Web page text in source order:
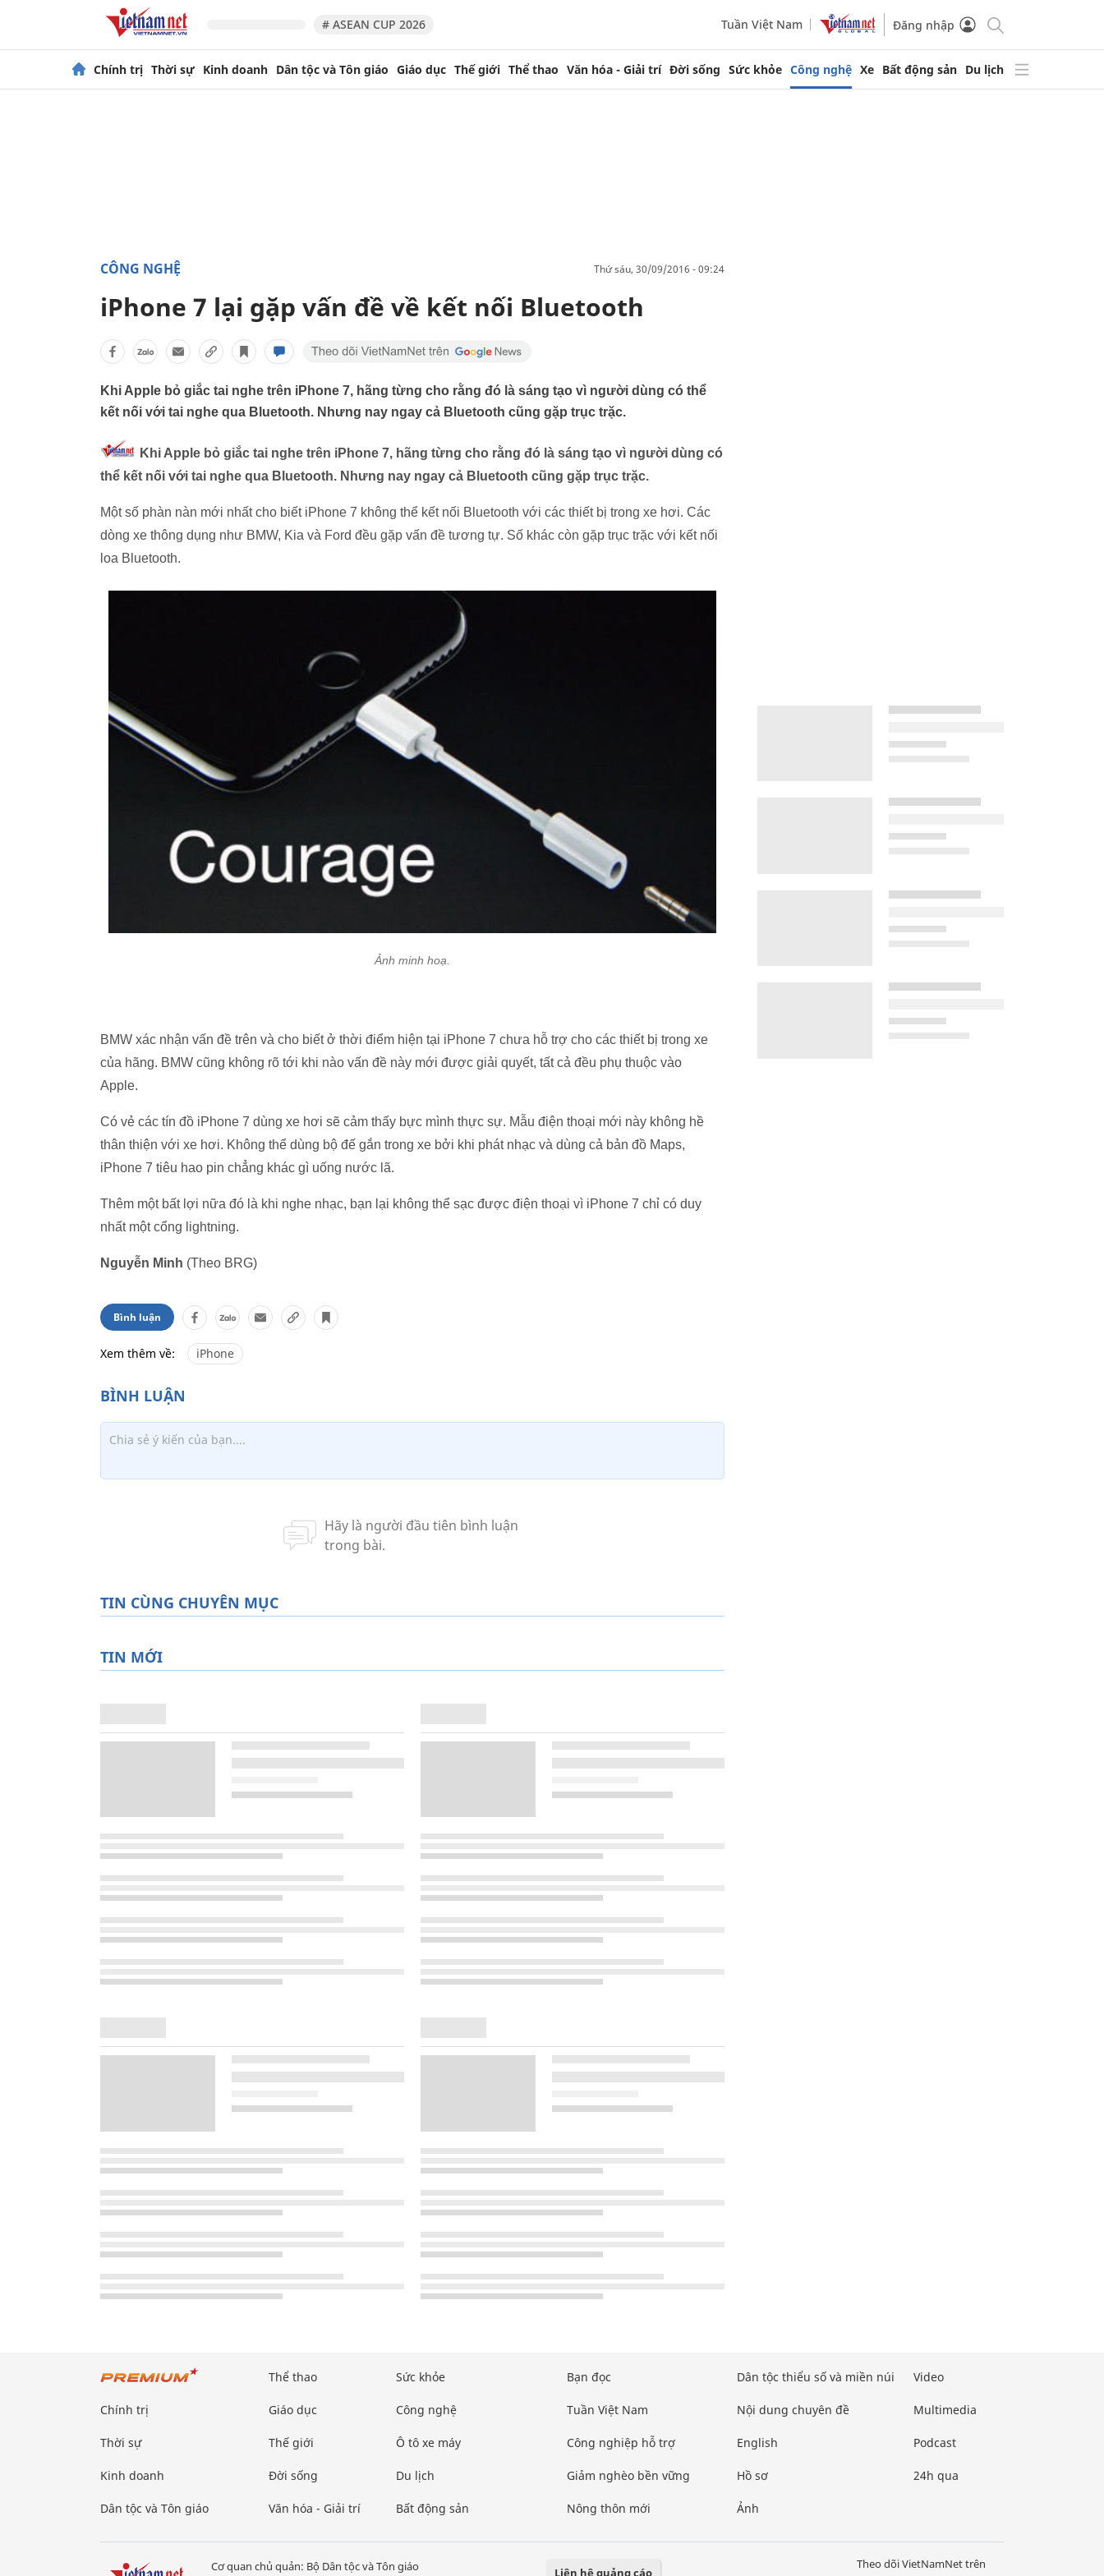
# ASEAN CUP 2026 Tuần Việt Nam Đăng nhập
Chính trị Thời sự Kinh doanh Dân tộc và Tôn giáo Giáo dục Thế giới Thể thao Văn hóa - Giải trí Đời sống Sức khỏe Công nghệ Xe Bất động sản Du lịch
CÔNG NGHỆ thứ sáu, 30/09/2016 - 09:24
iPhone 7 lại gặp vấn đề về kết nối Bluetooth
Khi Apple bỏ giắc tai nghe trên iPhone 7, hãng từng cho rằng đó là sáng tạo vì người dùng có thể
kết nối với tai nghe qua Bluetooth. Nhưng nay ngay cả Bluetooth cũng gặp trục trặc.
Khi Apple bỏ giắc tai nghe trên iPhone 7, hãng từng cho rằng đó là sáng tạo vì người dùng có
thể kết nối với tai nghe qua Bluetooth. Nhưng nay ngay cả Bluetooth cũng gặp trục trặc.
Một số phàn nàn mới nhất cho biết iPhone 7 không thể kết nối Bluetooth với các thiết bị trong xe hơi. Các
dòng xe thông dụng như BMW, Kia và Ford đều gặp vấn đề tương tự. Số khác còn gặp trục trặc với kết nối
loa Bluetooth.
Ảnh minh hoạ.
BMW xác nhận vấn đề trên và cho biết ở thời điểm hiện tại iPhone 7 chưa hỗ trợ cho các thiết bị trong xe
của hãng. BMW cũng không rõ tới khi nào vấn đề này mới được giải quyết, tất cả đều phụ thuộc vào
Apple.
Có vẻ các tín đồ iPhone 7 dùng xe hơi sẽ cảm thấy bực mình thực sự. Mẫu điện thoại mới này không hề
thân thiện với xe hơi. Không thể dùng bộ đế gắn trong xe bởi khi phát nhạc và dùng cả bản đồ Maps,
iPhone 7 tiêu hao pin chẳng khác gì uống nước lã.
Thêm một bất lợi nữa đó là khi nghe nhạc, bạn lại không thể sạc được điện thoại vì iPhone 7 chỉ có duy
nhất một cổng lightning.
Nguyễn Minh (Theo BRG)
Bình luận
Xem thêm về: iPhone
TIN CÙNG CHUYÊN MỤC
TIN MỚI
Chính trị
Thời sự
Kinh doanh
Dân tộc và Tôn giáo
Thể thao
Giáo dục
Thế giới
Đời sống
Văn hóa - Giải trí
Sức khỏe
Công nghệ
Ô tô xe máy
Du lịch
Bất động sản
Bạn đọc
Tuần Việt Nam
Công nghiệp hỗ trợ
Giảm nghèo bền vững
Nông thôn mới
Dân tộc thiểu số và miền núi
Nội dung chuyên đề
English
Hồ sơ
Ảnh
Video
Multimedia
Podcast
24h qua
Cơ quan chủ quản: Bộ Dân tộc và Tôn giáo Liên hệ quảng cáo
Theo dõi VietNamNet trên